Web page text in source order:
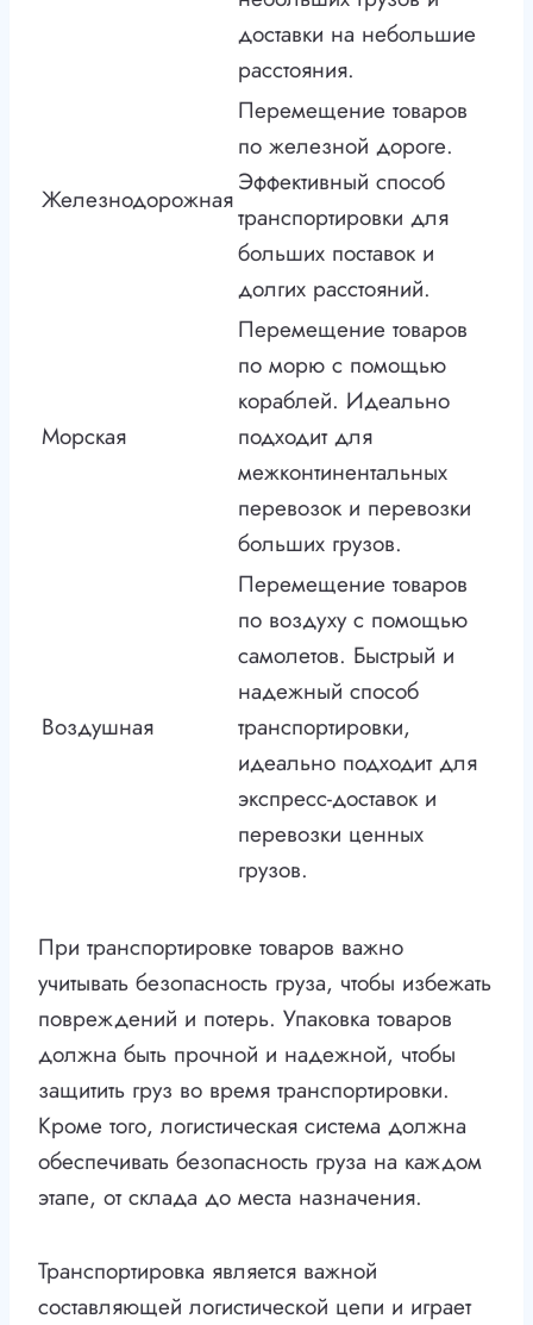
доставки на небольшие
расстояния.
Железнодорожная
Перемещение товаров
по железной дороге.
Эффективный способ
транспортировки для
больших поставок и
долгих расстояний.
Морская
Перемещение товаров
по морю с помощью
кораблей. Идеально
подходит для
межконтинентальных
перевозок и перевозки
больших грузов.
Воздушная
Перемещение товаров
по воздуху с помощью
самолетов. Быстрый и
надежный способ
транспортировки,
идеально подходит для
экспресс-доставок и
перевозки ценных
грузов.
При транспортировке товаров важно
учитывать безопасность груза, чтобы избежать
повреждений и потерь. Упаковка товаров
должна быть прочной и надежной, чтобы
защитить груз во время транспортировки.
Кроме того, логистическая система должна
обеспечивать безопасность груза на каждом
этапе, от склада до места назначения.
Транспортировка является важной
составляющей логистической цепи и играет